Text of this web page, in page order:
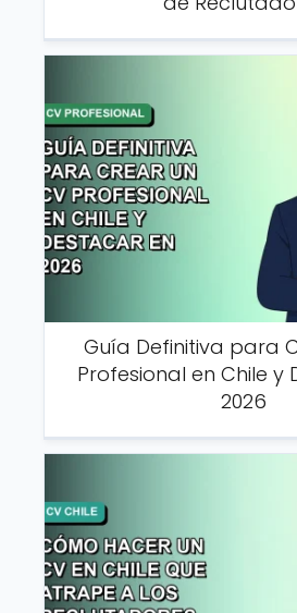
Guía Definitiva para
Profesional en Chile y
2026